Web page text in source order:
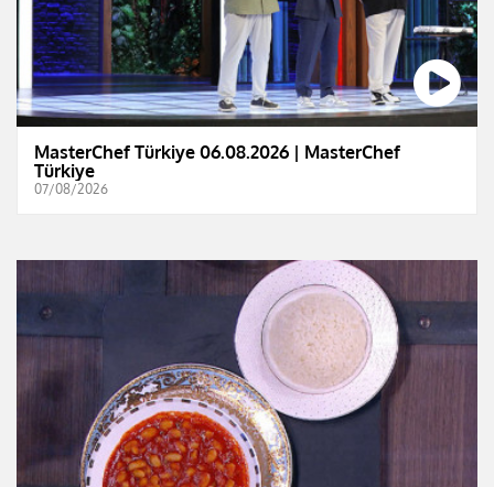
MasterChef Türkiye 06.08.2026 | MasterChef
Türkiye
07/08/2026